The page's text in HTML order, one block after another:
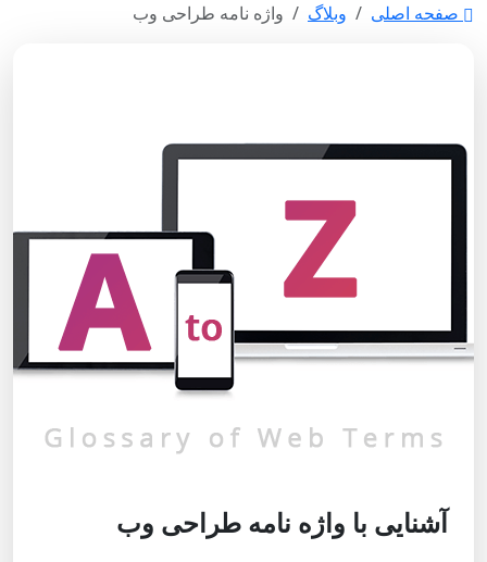
صفحه اصلی
وبلاگ واژه نامه طراحی وب
آشنایی با واژه نامه طراحی وب